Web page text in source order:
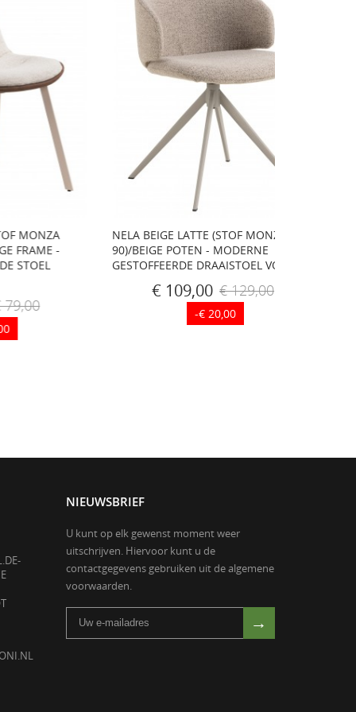
-
NELA BEIGE LATTE (STOF MONZA
90)/BEIGE POTEN - MODERNE
GESTOFFEERDE DRAAISTOEL VOOR...
€ 109,00 € 129,00
NIEUWSBRIEF
U kunt op elk gewenst moment weer
uitschrijven. Hiervoor kunt u de
contactgegevens gebruiken uit de algemene
voorwaarden.